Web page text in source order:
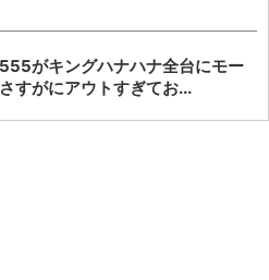
がキングハナハナ全台にモー
すがにアウトすぎてお...